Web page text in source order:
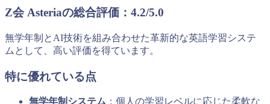
Z会 Asteriaの総合評価：4.2/5.0
無学年制とAI技術を組み合わせた革新的な英語学習システ
ムとして、高い評価を得ています。
特に優れている点
無学年制システム ：個人の学習レベルに応じた柔軟な